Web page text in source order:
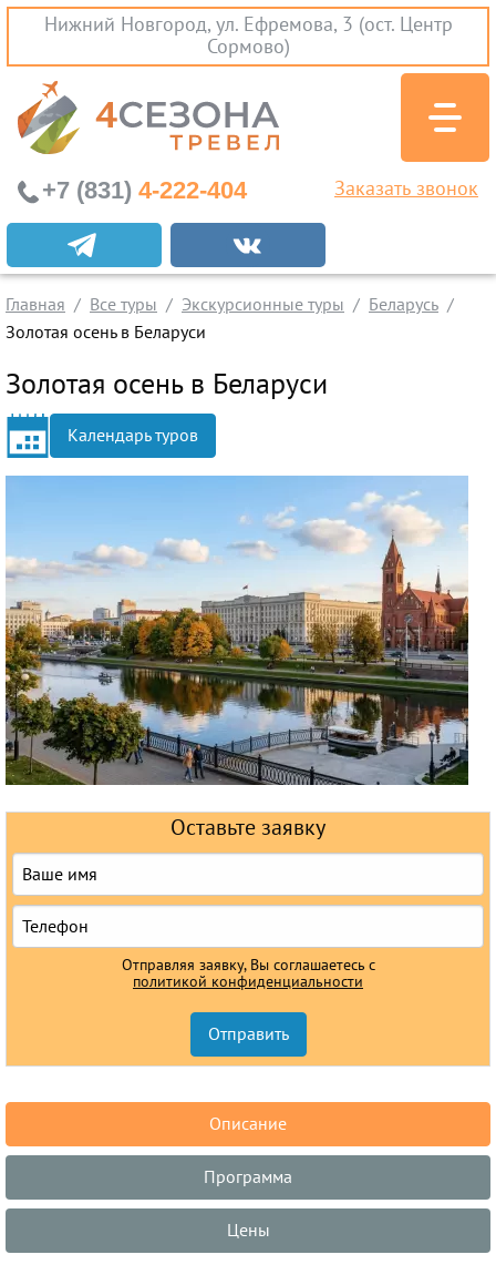
Нижний Новгород, ул. Ефремова, 3 (ост. Центр
Сормово)
Экскурсионные туры
Заграничные экскурсии
Туры на Черное Море
Горящие туры
Раннее бронирование
Железнодорожные туры
+7 (831) 4-222-404 Заказать звонок
Главная Все туры Экскурсионные туры
Беларусь
Золотая осень в Беларуси
Золотая осень в Беларуси
Календарь туров
Оставьте заявку
Отправляя заявку, Вы соглашаетесь с
политикой конфиденциальности
Описание
Программа
Цены